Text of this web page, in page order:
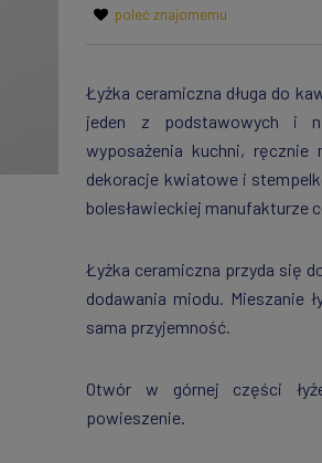
poleć znajomemu
Łyżka ceramiczna długa do
jeden z podstawowych i
wyposażenia kuchni, ręcznie
dekoracje kwiatowe i
bolesławieckiej manufakturze
Łyżka ceramiczna przyda się
dodawania miodu. Mieszanie
sama przyjemność.
Otwór w górnej części
powieszenie.